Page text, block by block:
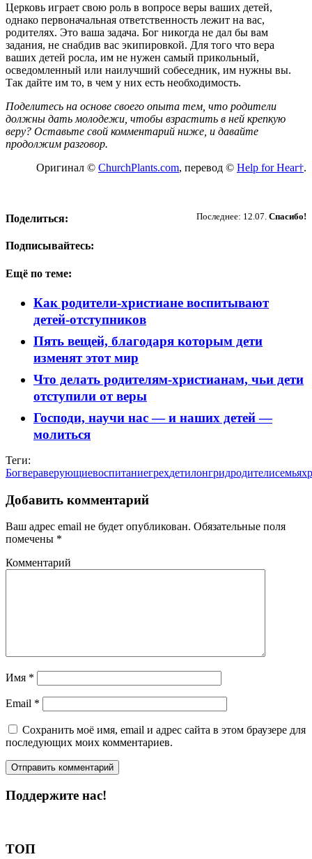
Церковь играет свою роль в вопросе веры ваших детей,
однако первоначальная ответственность лежит на вас,
родителях. Это ваша задача. Бог никогда не дал бы вам
задания, не снабдив вас экипировкой. Для того что вера
ваших детей росла, им не нужен самый прикольный,
осведомленный или наилучший собеседник, им нужны вы.
Так дайте им то, в чем у них есть необходимость.
Поделитесь на основе своего опыта тем, что родители
должны дать молодежи, чтобы взрастить в ней крепкую
веру? Оставьте свой комментарий ниже, и давайте
продолжим разговор.
Оригинал © ChurchPlants.com, перевод © Help for Hear†.
Последнее: 12.07. Спасибо!
Поделиться:
Подписывайтесь:
Ещё по теме:
Как родители-христиане воспитывают
детей-отступников
Пять вещей, благодаря которым дети
изменят этот мир
Что делать родителям-христианам, чьи дети
отступили от веры
Господи, научи нас — и наших детей —
молиться
Теги:
Богвераверующиевоспитаниегрехдетилонгридродителисемья
Добавить комментарий
Ваш адрес email не будет опубликован. Обязательные поля
помечены *
Комментарий
Имя *
Email *
Сохранить моё имя, email и адрес сайта в этом браузере для
последующих моих комментариев.
Поддержите нас!
ТОП